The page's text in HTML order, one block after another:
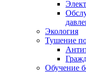
Экология
Тушение
Обучение